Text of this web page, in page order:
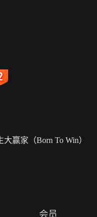
大赢家（Born To Win）
会员